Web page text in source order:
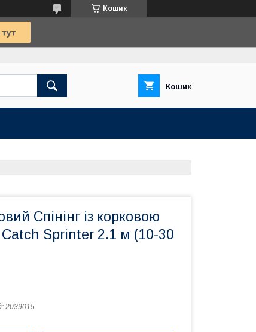
Кошик
Кошик
Спінінг із корковою
Sprinter 2.1 м (10-30
2039015